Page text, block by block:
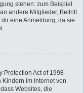
stehen: zum Beispiel
andere Mitglieder, Beitritt
eine Anmeldung, da sie
Protection Act of 1998
Kindern im Internet von
Websites, die